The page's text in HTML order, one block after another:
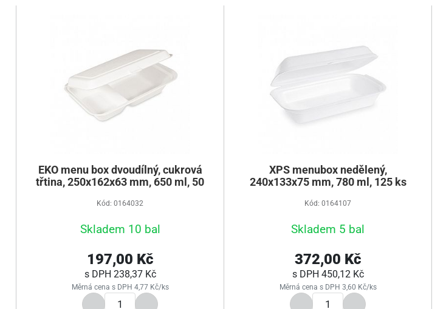
EKO menu box dvoudílný, cukrová
třtina, 250x162x63 mm, 650 ml, 50
Kód: 0164032
Skladem 10 bal
197,00 Kč
s DPH 238,37 Kč
Měrná cena s DPH 4,77 Kč/ks
XPS menubox nedělený,
240x133x75 mm, 780 ml, 125 ks
Kód: 0164107
Skladem 5 bal
372,00 Kč
s DPH 450,12 Kč
Měrná cena s DPH 3,60 Kč/ks